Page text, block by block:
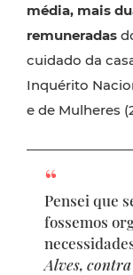
média, mais
remuneradas
cuidado da
Inquérito
e de Mulheres
Pensei que
fossemos
Alves,